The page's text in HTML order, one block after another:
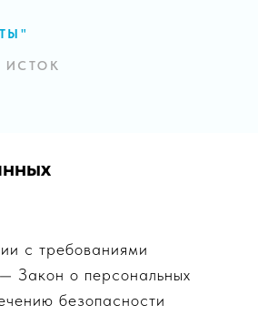
ИСТОК
с требованиями
Закон о персональных
безопасности